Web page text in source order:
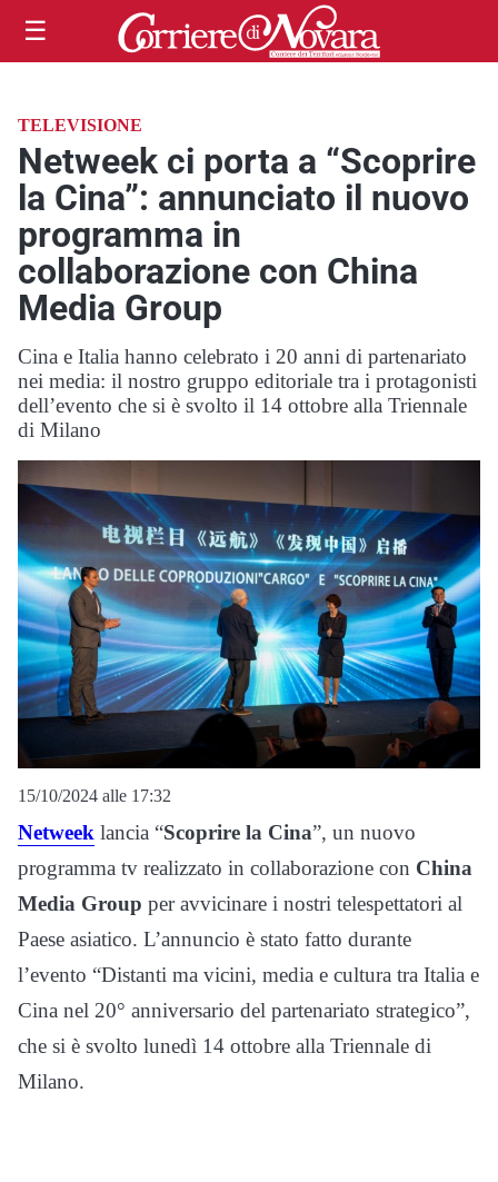
☰
TELEVISIONE
Netweek ci porta a “Scoprire
la Cina”: annunciato il nuovo
programma in
collaborazione con China
Media Group
Cina e Italia hanno celebrato i 20 anni di partenariato
nei media: il nostro gruppo editoriale tra i protagonisti
dell’evento che si è svolto il 14 ottobre alla Triennale
di Milano
15/10/2024 alle 17:32
Netweek lancia “Scoprire la Cina”, un nuovo
programma tv realizzato in collaborazione con China
Media Group per avvicinare i nostri telespettatori al
Paese asiatico. L’annuncio è stato fatto durante
l’evento “Distanti ma vicini, media e cultura tra Italia e
Cina nel 20° anniversario del partenariato strategico”,
che si è svolto lunedì 14 ottobre alla Triennale di
Milano.